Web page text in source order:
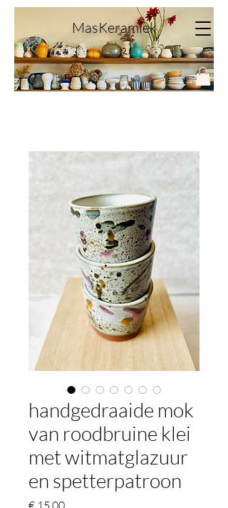
MasKeramiek
handgedraaide mok
van roodbruine klei
met witmatglazuur
en spetterpatroon
€ 15,00Prijs